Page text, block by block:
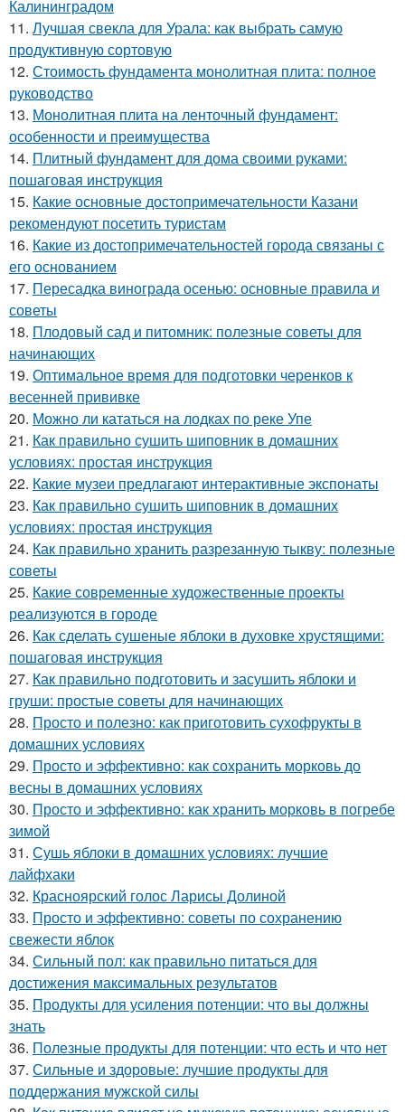
Калининградом
11. Лучшая свекла для Урала: как выбрать самую
продуктивную сортовую
12. Стоимость фундамента монолитная плита: полное
руководство
13. Монолитная плита на ленточный фундамент:
особенности и преимущества
14. Плитный фундамент для дома своими руками:
пошаговая инструкция
15. Какие основные достопримечательности Казани
рекомендуют посетить туристам
16. Какие из достопримечательностей города связаны с
его основанием
17. Пересадка винограда осенью: основные правила и
советы
18. Плодовый сад и питомник: полезные советы для
начинающих
19. Оптимальное время для подготовки черенков к
весенней прививке
20. Можно ли кататься на лодках по реке Упе
21. Как правильно сушить шиповник в домашних
условиях: простая инструкция
22. Какие музеи предлагают интерактивные экспонаты
23. Как правильно сушить шиповник в домашних
условиях: простая инструкция
24. Как правильно хранить разрезанную тыкву: полезные
советы
25. Какие современные художественные проекты
реализуются в городе
26. Как сделать сушеные яблоки в духовке хрустящими:
пошаговая инструкция
27. Как правильно подготовить и засушить яблоки и
груши: простые советы для начинающих
28. Просто и полезно: как приготовить сухофрукты в
домашних условиях
29. Просто и эффективно: как сохранить морковь до
весны в домашних условиях
30. Просто и эффективно: как хранить морковь в погребе
зимой
31. Сушь яблоки в домашних условиях: лучшие
лайфхаки
32. Красноярский голос Ларисы Долиной
33. Просто и эффективно: советы по сохранению
свежести яблок
34. Сильный пол: как правильно питаться для
достижения максимальных результатов
35. Продукты для усиления потенции: что вы должны
знать
36. Полезные продукты для потенции: что есть и что нет
37. Сильные и здоровые: лучшие продукты для
поддержания мужской силы